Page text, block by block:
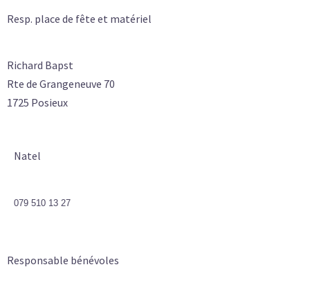
Resp. place de fête et matériel
Richard Bapst
Rte de Grangeneuve 70
1725 Posieux
Natel
079 510 13 27
Responsable bénévoles